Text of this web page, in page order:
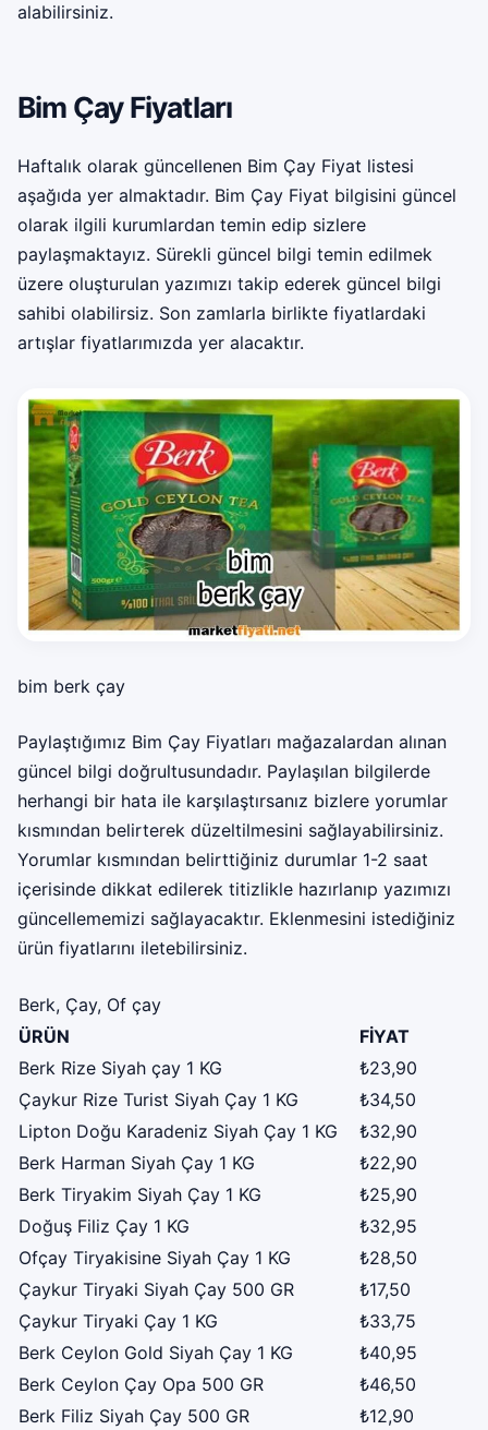
alabilirsiniz.
Bim Çay Fiyatları
Haftalık olarak güncellenen Bim Çay Fiyat listesi
aşağıda yer almaktadır. Bim Çay Fiyat bilgisini güncel
olarak ilgili kurumlardan temin edip sizlere
paylaşmaktayız. Sürekli güncel bilgi temin edilmek
üzere oluşturulan yazımızı takip ederek güncel bilgi
sahibi olabilirsiz. Son zamlarla birlikte fiyatlardaki
artışlar fiyatlarımızda yer alacaktır.
bim berk çay
Paylaştığımız Bim Çay Fiyatları mağazalardan alınan
güncel bilgi doğrultusundadır. Paylaşılan bilgilerde
herhangi bir hata ile karşılaştırsanız bizlere yorumlar
kısmından belirterek düzeltilmesini sağlayabilirsiniz.
Yorumlar kısmından belirttiğiniz durumlar 1-2 saat
içerisinde dikkat edilerek titizlikle hazırlanıp yazımızı
güncellememizi sağlayacaktır. Eklenmesini istediğiniz
ürün fiyatlarını iletebilirsiniz.
Berk, Çay, Of çay
ÜRÜN
FİYAT
Berk Rize Siyah çay 1 KG
₺23,90
Çaykur Rize Turist Siyah Çay 1 KG
₺34,50
Lipton Doğu Karadeniz Siyah Çay 1 KG
₺32,90
Berk Harman Siyah Çay 1 KG
₺22,90
Berk Tiryakim Siyah Çay 1 KG
₺25,90
Doğuş Filiz Çay 1 KG
₺32,95
Ofçay Tiryakisine Siyah Çay 1 KG
₺28,50
Çaykur Tiryaki Siyah Çay 500 GR
₺17,50
Çaykur Tiryaki Çay 1 KG
₺33,75
Berk Ceylon Gold Siyah Çay 1 KG
₺40,95
Berk Ceylon Çay Opa 500 GR
₺46,50
Berk Filiz Siyah Çay 500 GR
₺12,90